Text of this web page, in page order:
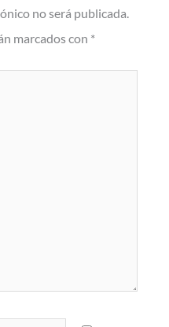
no será publicada.
marcados con *